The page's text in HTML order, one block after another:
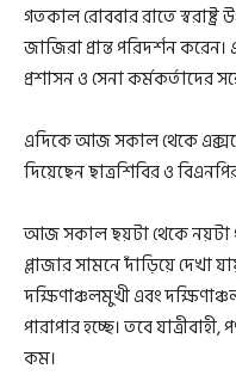
গতকাল রোববার রাতে স্বরাষ্ট্র
জাজিরা প্রান্ত পরিদর্শন
প্রশাসন ও সেনা কর্মকর্তাদের
এদিকে আজ সকাল থেকে
দিয়েছেন ছাত্রশিবির ও
আজ সকাল ছয়টা থেকে নয়টা
প্লাজার সামনে দাঁড়িয়ে দেখা
দক্ষিণাঞ্চলমুখী এবং
পারাপার হচ্ছে। তবে
কম।